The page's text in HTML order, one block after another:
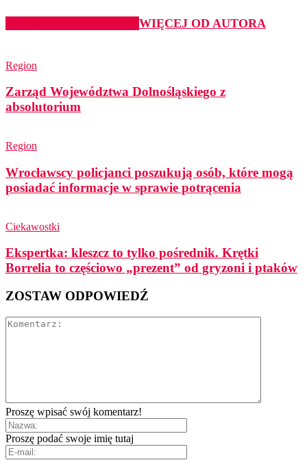
WIĘCEJ OD AUTORA
Region
Zarząd Województwa Dolnośląskiego z
absolutorium
Region
Wrocławscy policjanci poszukują osób, które mogą
posiadać informacje w sprawie potrącenia
Ciekawostki
Ekspertka: kleszcz to tylko pośrednik. Krętki
Borrelia to częściowo „prezent” od gryzoni i ptaków
ZOSTAW ODPOWIEDŹ
Proszę wpisać swój komentarz!
Proszę podać swoje imię tutaj